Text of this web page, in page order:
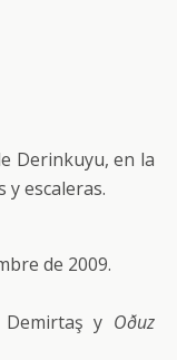
Derinkuyu, en la
y escaleras.
de 2009.
y Oðuz